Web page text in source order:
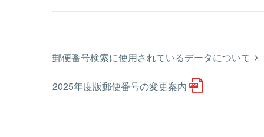
郵便番号検索に使用されているデータについて
2025年度版郵便番号の変更案内